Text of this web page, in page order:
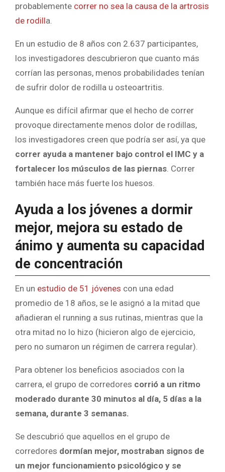
probablemente correr no sea la causa de la artrosis
de rodilla.
En un estudio de 8 años con 2.637 participantes,
los investigadores descubrieron que cuanto más
corrían las personas, menos probabilidades tenían
de sufrir dolor de rodilla u osteoartritis.
Aunque es difícil afirmar que el hecho de correr
provoque directamente menos dolor de rodillas,
los investigadores creen que podría ser así, ya que
correr ayuda a mantener bajo control el IMC y a
fortalecer los músculos de las piernas . Correr
también hace más fuerte los huesos.
Ayuda a los jóvenes a dormir
mejor, mejora su estado de
ánimo y aumenta su capacidad
de concentración
En un estudio de 51 jóvenes con una edad
promedio de 18 años, se le asignó a la mitad que
añadieran el running a sus rutinas, mientras que la
otra mitad no lo hizo (hicieron algo de ejercicio,
pero no sumaron un régimen de carrera regular).
Para obtener los beneficios asociados con la
carrera, el grupo de corredores corrió a un ritmo
moderado durante 30 minutos al día, 5 días a la
semana, durante 3 semanas.
Se descubrió que aquellos en el grupo de
corredores dormían mejor, mostraban signos de
un mejor funcionamiento psicológico y se